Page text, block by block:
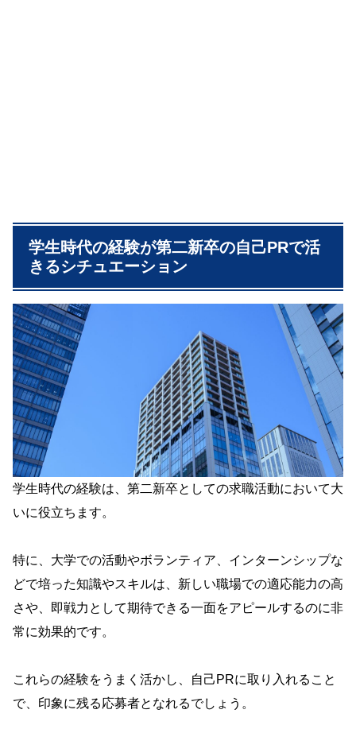
学生時代の経験が第二新卒の自己PRで活
きるシチュエーション
学生時代の経験は、第二新卒としての求職活動において大
いに役立ちます。
特に、大学での活動やボランティア、インターンシップな
どで培った知識やスキルは、新しい職場での適応能力の高
さや、即戦力として期待できる一面をアピールするのに非
常に効果的です。
これらの経験をうまく活かし、自己PRに取り入れること
で、印象に残る応募者となれるでしょう。